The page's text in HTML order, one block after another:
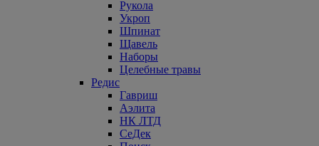
Рукола
Укроп
Шпинат
Щавель
Наборы
Целебные травы
Редис
Гавриш
Аэлита
НК ЛТД
СеДек